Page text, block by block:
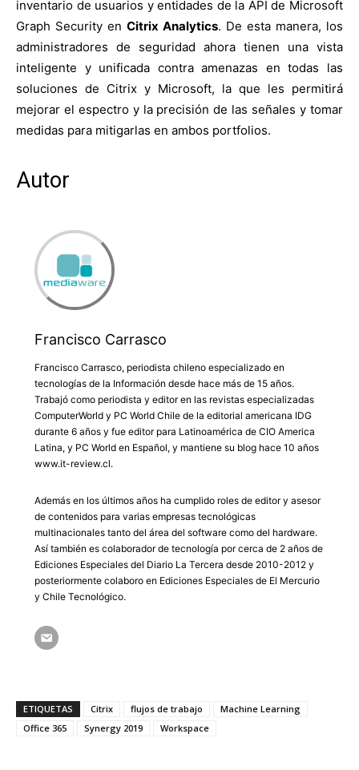
inventario de usuarios y entidades de la API de Microsoft
Graph Security en Citrix Analytics. De esta manera, los
administradores de seguridad ahora tienen una vista
inteligente y unificada contra amenazas en todas las
soluciones de Citrix y Microsoft, la que les permitirá
mejorar el espectro y la precisión de las señales y tomar
medidas para mitigarlas en ambos portfolios.
Autor
Francisco Carrasco
Francisco Carrasco, periodista chileno especializado en
tecnologías de la Información desde hace más de 15 años.
Trabajó como periodista y editor en las revistas especializadas
ComputerWorld y PC World Chile de la editorial americana IDG
durante 6 años y fue editor para Latinoamérica de CIO America
Latina, y PC World en Español, y mantiene su blog hace 10 años
www.it-review.cl.
Además en los últimos años ha cumplido roles de editor y asesor
de contenidos para varias empresas tecnológicas
multinacionales tanto del área del software como del hardware.
Así también es colaborador de tecnología por cerca de 2 años de
Ediciones Especiales del Diario La Tercera desde 2010-2012 y
posteriormente colaboro en Ediciones Especiales de El Mercurio
y Chile Tecnológico.
ETIQUETAS Citrix flujos de trabajo
Machine Learning
Office 365
Synergy 2019 Workspace